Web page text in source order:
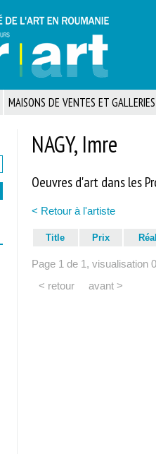
MAISONS DE VENTES ET GALLERIES
NAGY, Imre
Oeuvres d'art dans les
< Retour à l'artiste
Title Prix
Page 1 de 1, visualisation
< retour
avant >